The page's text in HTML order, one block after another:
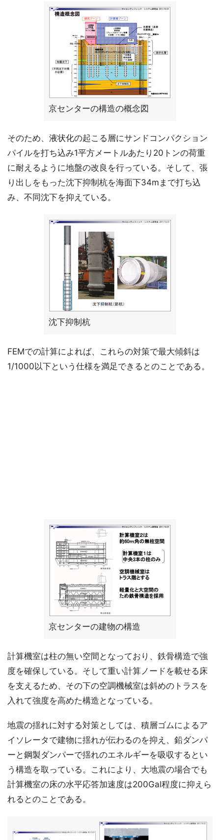
京センターの構造の概念図
そのため、液状化の起こる層にサンドコンパクション
パイルを打ち込み1平方メートルあたり20トンの荷重
に耐えるように地盤の改良を行っている。そして、張
り出しをもった沈下抑制杭を海面下34mまで打ち込
み、不同沈下を抑えている。
沈下抑制杭
FEMでの計算によれば、これらの対策で最大傾斜は
1/1000以下という仕様を満足できるとのことである。
京センターの建物の構造
計算機室は柱の無い空間となっており、鉄骨構造で強
度を確保している。そして重い計算ノードを載せる床
を支えるため、その下の空調機械室は斜めのトラスを
入れて強度を高めた構造となっている。
地震の揺れに対する対策としては、積層ゴムによるア
イソレータで建物に揺れが伝わるのを抑え、鉛ダンパ
ーと鋼製ダンパーで揺れのエネルギーを吸収するとい
う構造を取っている。これにより、大地震の場合でも
計算機室の床の水平応答加速度は200Gal程度に抑えら
れるとのことである。